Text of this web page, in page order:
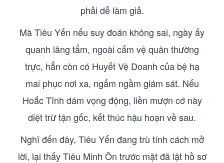
phải dễ làm giả.
Mà Tiêu Yến nếu suy đoán không sai, ngày ấy
quanh lăng tẩm, ngoài cấm vệ quân thường
trực, hẳn còn có Huyết Vệ Doanh của bệ hạ
mai phục nơi xa, ngấm ngầm giám sát. Nếu
Hoắc Tĩnh dám vọng động, liền mượn cớ này
diệt trừ tận gốc, kết thúc hậu hoạn về sau.
Nghĩ đến đây, Tiêu Yến đang trù tính cách mở
lời, lại thấy Tiêu Minh Ôn trước mặt đã lật hồ sơ